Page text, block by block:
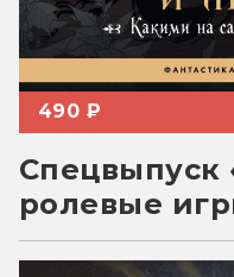
490 ₽
Спецвыпуск
ролевые